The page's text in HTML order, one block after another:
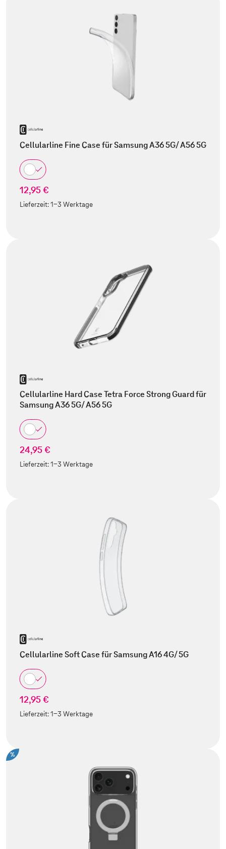
Cellularline Fine Case für Samsung A36 5G/ A56 5G
12,95 €
Lieferzeit:1-3 Werktage
Cellularline Hard Case Tetra Force Strong Guard für
Samsung A36 5G/ A56 5G
24,95 €
Lieferzeit:1-3 Werktage
Cellularline Soft Case für Samsung A16 4G/ 5G
12,95 €
Lieferzeit:1-3 Werktage
%